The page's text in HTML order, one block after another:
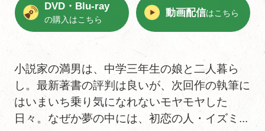
DVD・Blu-ray
の購入はこちら
動画配信はこちら
小説家の満男は、中学三年生の娘と二人暮ら
し。最新著書の評判は良いが、次回作の執筆に
はいまいち乗り気になれないモヤモヤした
日々。なぜか夢の中には、初恋の人・イズミ...